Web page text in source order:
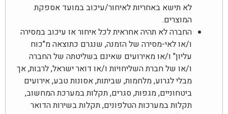
לא תישא באחריות לאיחור/עיכוב במועד אספקת
המוצרים.
החברה לא תהיה אחראית לכל איחור או עיכוב במסירה
ו/או לאי-מסירה של הזמנה, שנגרם כתוצאה מ"כוח
עליון" ו/או מאירועים שאינם בשליטתה של החברה
ו/או של חברת השליחויות ו/או דואר ישראל, לרבות, אך
מבלי לגרוע, מלחמות, שביתות, אסונות טבע, אירועים
ביטחוניים, מגפות, סגרים, תקלות במערכת המחשוב,
תקלות במערכות הטלפונים, תקלות בשירות הדואר